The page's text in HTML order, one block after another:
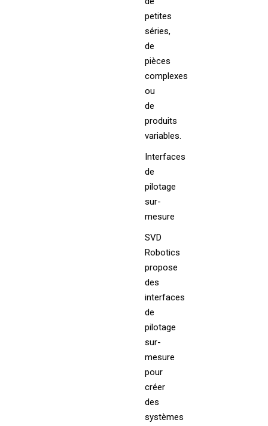
petites
séries,
de
pièces
complexes
ou
de
produits
variables.
Interfaces
de
pilotage
sur-
mesure
SVD
Robotics
propose
des
interfaces
de
pilotage
sur-
mesure
pour
créer
des
systèmes